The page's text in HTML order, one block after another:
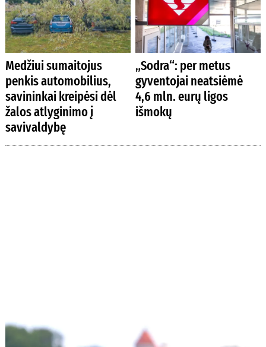
Medžiui sumaitojus
penkis automobilius,
savininkai kreipėsi dėl
žalos atlyginimo į
savivaldybę
„Sodra“: per metus
gyventojai neatsiėmė
4,6 mln. eurų ligos
išmokų